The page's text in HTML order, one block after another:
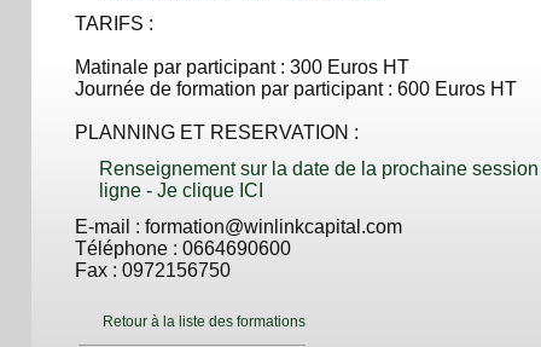
TARIFS :
Matinale par participant : 300 Euros HT
Journée de formation par participant : 600 Euros HT
PLANNING ET RESERVATION :
Renseignement sur la date de la prochaine
ligne - Je clique ICI
E-mail : formation@winlinkcapital.com
Téléphone : 0664690600
Fax : 0972156750
Retour à la liste des formations